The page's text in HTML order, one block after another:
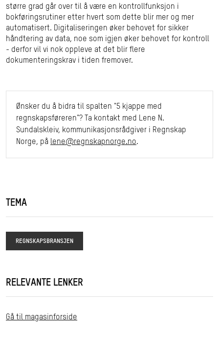
større grad går over til å være en kontrollfunksjon i
bokføringsrutiner etter hvert som dette blir mer og mer
automatisert. Digitaliseringen øker behovet for sikker
håndtering av data, noe som igjen øker behovet for kontroll
- derfor vil vi nok oppleve at det blir flere
dokumenteringskrav i tiden fremover.
Ønsker du å bidra til spalten "5 kjappe med
regnskapsføreren"? Ta kontakt med Lene N.
Sundalskleiv, kommunikasjonsrådgiver i Regnskap
Norge, på lene@regnskapnorge.no.
TEMA
REGNSKAPSBRANSJEN
RELEVANTE LENKER
Gå til magasinforside